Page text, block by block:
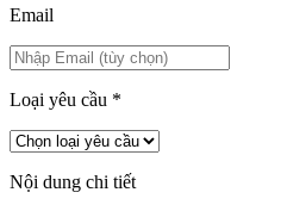
Email
Loại yêu cầu *
Nội dung chi tiết